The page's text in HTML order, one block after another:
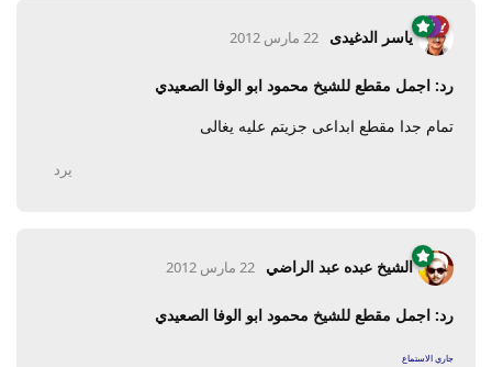
ياسر الدغيدى 22 مارس 2012
رد: اجمل مقطع للشيخ محمود ابو الوفا الصعيدي
تمام جدا مقطع ابداعى جزيتم عليه يغالى
يرد
الشيخ عبده عبد الراضي 22 مارس 2012
رد: اجمل مقطع للشيخ محمود ابو الوفا الصعيدي
جاري الاستماع